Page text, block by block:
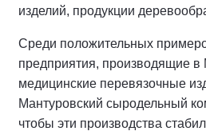
изделий, продукции
Среди положительных
предприятия, производящие в
медицинские перевязочные
Мантуровский сыродельный
чтобы эти производства